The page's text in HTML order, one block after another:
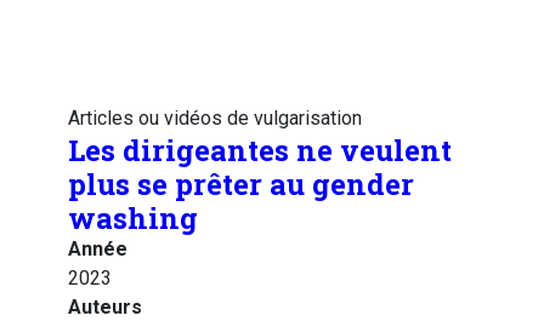
Articles ou vidéos de vulgarisation
Les dirigeantes ne veulent
plus se prêter au gender
washing
Année
2023
Auteurs